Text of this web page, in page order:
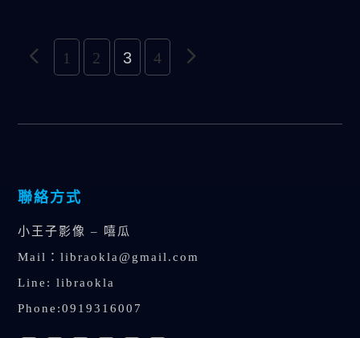
1 2 3 4
聯絡方式
小王子影像 – 嘻瓜
Mail：libraokla@gmail.com
Line: libraokla
Phone:0919316007